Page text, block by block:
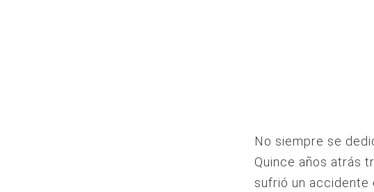
No siempre se
Quince años atrás
sufrió un accidente